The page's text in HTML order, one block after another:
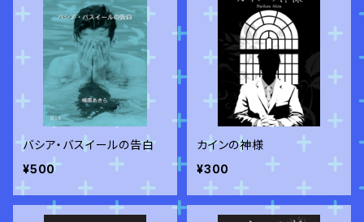
バシア・バスイールの告白
¥500
カインの神様
¥300